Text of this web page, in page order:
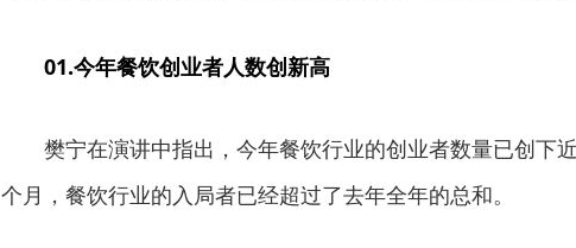
01.今年餐饮创业者人数创新高
樊宁在演讲中指出，今年餐饮行业的创业者数量已创下
个月，餐饮行业的入局者已经超过了去年全年的总和。